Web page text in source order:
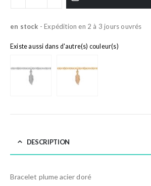
en stock - Expédition en 2 à 3 jours ouvrés
Existe aussi dans d'autre(s) couleur(s)
DESCRIPTION
Bracelet plume acier doré